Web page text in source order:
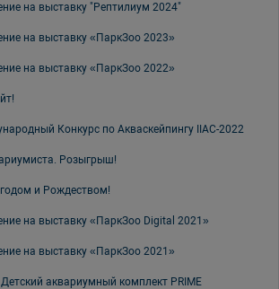
на выставку "Рептилиум 2024"
на выставку «ПаркЗоо 2023»
на выставку «ПаркЗоо 2022»
Конкурс по Акваскейпингу IIAC-2022
Розыгрыш!
и Рождеством!
на выставку «ПаркЗоо Digital 2021»
на выставку «ПаркЗоо 2021»
аквариумный комплект PRIME